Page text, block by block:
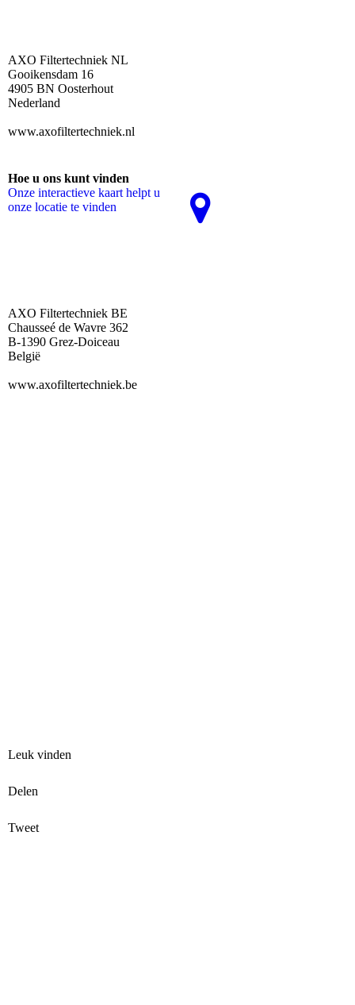
AXO Filtertechniek NL
Gooikensdam 16
4905 BN Oosterhout
Nederland
www.axofiltertechniek.nl
Hoe u ons kunt vinden
Onze interactieve kaart helpt u
onze locatie te vinden
AXO Filtertechniek BE
Chausseé de Wavre 362
B-1390 Grez-Doiceau
België
www.axofiltertechniek.be
Leuk vinden
Delen
Tweet